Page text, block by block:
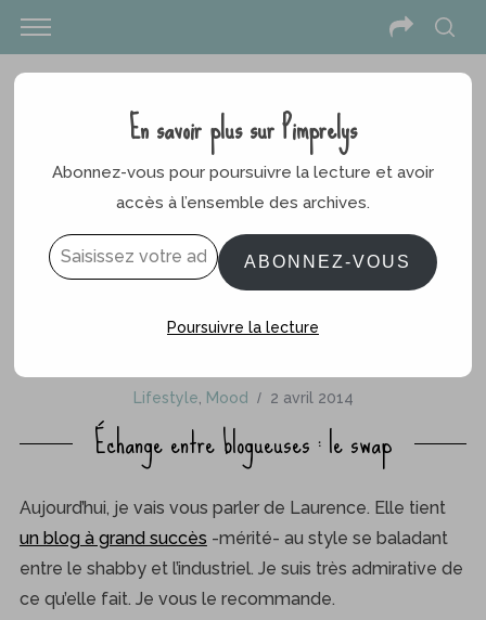
Lifestyle Mood 2 avril 2014
Échange entre blogueuses : le swap
Aujourd’hui, je vais vous parler de Laurence. Elle tient
un blog à grand succès -mérité- au style se baladant
entre le shabby et l’industriel. Je suis très admirative de
ce qu’elle fait. Je vous le recommande.
En savoir plus sur Pimprelys
Abonnez-vous pour poursuivre la lecture et avoir
accès à l’ensemble des archives.
ABONNEZ-VOUS
Poursuivre la lecture